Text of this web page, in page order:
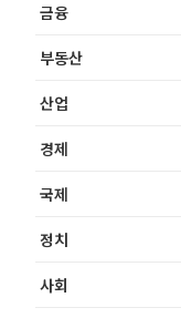
금융
부동산
산업
경제
국제
정치
사회